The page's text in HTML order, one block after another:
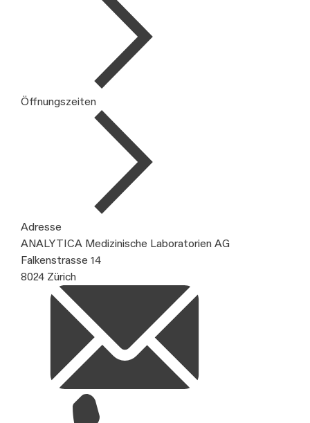
Öffnungszeiten
Adresse
ANALYTICA Medizinische Laboratorien AG
Falkenstrasse 14
8024 Zürich